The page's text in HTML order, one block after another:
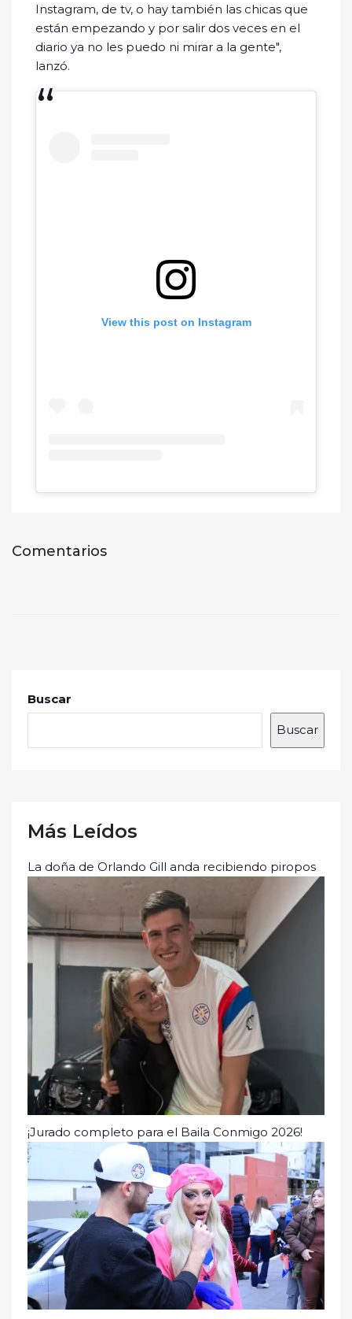
Instagram, de tv, o hay también las chicas que
están empezando y por salir dos veces en el
diario ya no les puedo ni mirar a la gente",
lanzó.
View this post on Instagram
Comentarios
Buscar
Buscar
Más Leídos
La doña de Orlando Gill anda recibiendo piropos
¡Jurado completo para el Baila Conmigo 2026!